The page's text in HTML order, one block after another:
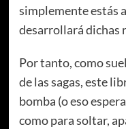
simplemente estás
desarrollará dichas
Por tanto, como
de las sagas, este
bomba (o eso
como para soltar,